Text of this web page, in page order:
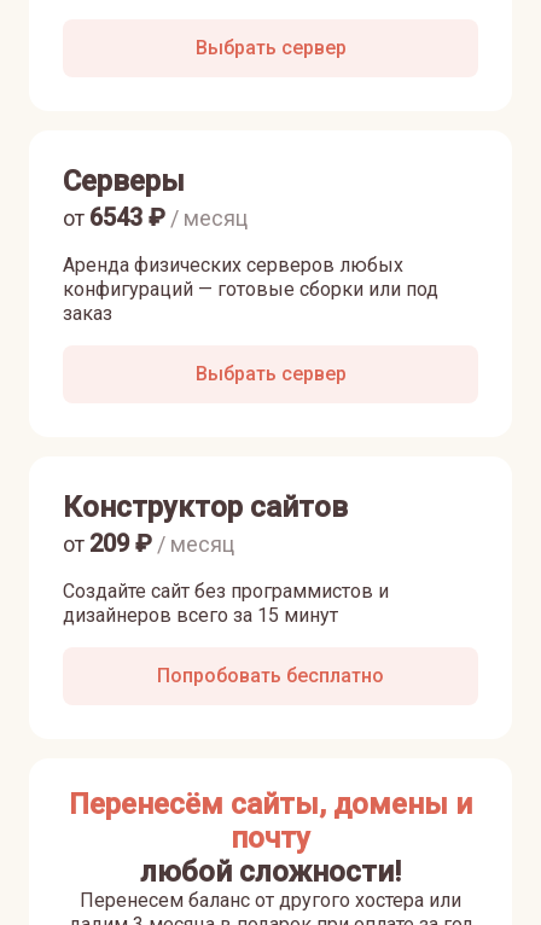
Выбрать сервер
Серверы
Аренда физических серверов любых
конфигураций — готовые сборки или под
заказ
от 6543 ₽ / месяц
Выбрать сервер
Конструктор сайтов
Создайте сайт без программистов и
дизайнеров всего за 15 минут
от 209₽ / месяц
Попробовать бесплатно
Перенесём сайты, домены и
почту
любой сложности!
Перенесем баланс от другого хостера или